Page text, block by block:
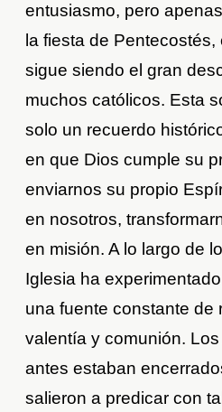
entusiasmo, pero
la fiesta de
sigue siendo el gran
muchos católicos. Esta
solo un recuerdo
en que Dios cumple su
enviarnos su propio
en nosotros,
en misión. A lo largo de
Iglesia ha
una fuente constante de
valentía y comunión.
antes estaban
salieron a predicar con